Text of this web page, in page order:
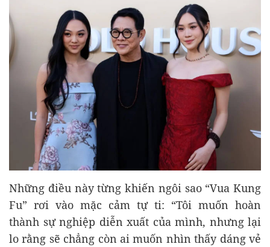
Những điều này từng khiến ngôi sao “Vua Kung
Fu” rơi vào mặc cảm tự ti: “Tôi muốn hoàn
thành sự nghiệp diễn xuất của mình, nhưng lại
lo rằng sẽ chẳng còn ai muốn nhìn thấy dáng vẻ